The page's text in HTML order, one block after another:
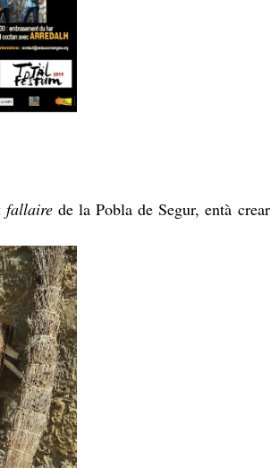
fallaire de la Pobla de Segur, entà crear